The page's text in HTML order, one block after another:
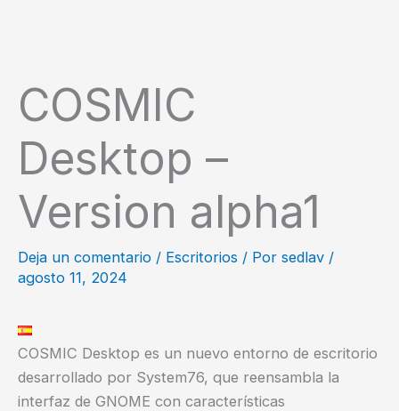
COSMIC
Desktop –
Version alpha1
Deja un comentario / Escritorios / Por sedlav /
agosto 11, 2024
COSMIC Desktop es un nuevo entorno de escritorio
desarrollado por System76, que reensambla la
interfaz de GNOME con características